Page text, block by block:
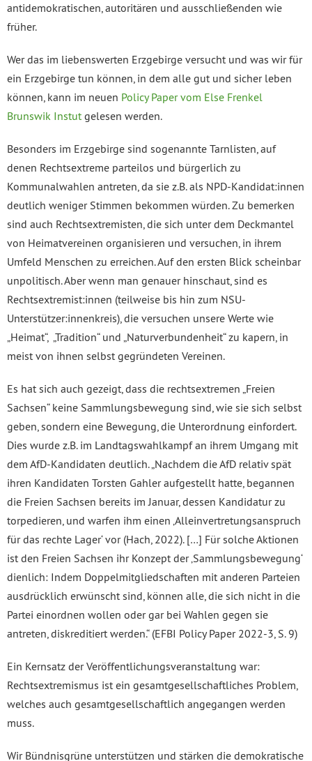
antidemokratischen, autoritären und ausschließenden wie
früher.
Wer das im liebenswerten Erzgebirge versucht und was wir für
ein Erzgebirge tun können, in dem alle gut und sicher leben
können, kann im neuen Policy Paper vom Else Frenkel
Brunswik Instut gelesen werden.
Besonders im Erzgebirge sind sogenannte Tarnlisten, auf
denen Rechtsextreme parteilos und bürgerlich zu
Kommunalwahlen antreten, da sie z.B. als NPD-Kandidat:innen
deutlich weniger Stimmen bekommen würden. Zu bemerken
sind auch Rechtsextremisten, die sich unter dem Deckmantel
von Heimatvereinen organisieren und versuchen, in ihrem
Umfeld Menschen zu erreichen. Auf den ersten Blick scheinbar
unpolitisch. Aber wenn man genauer hinschaut, sind es
Rechtsextremist:innen (teilweise bis hin zum NSU-
Unterstützer:innenkreis), die versuchen unsere Werte wie
„Heimat“, „Tradition“ und „Naturverbundenheit“ zu kapern, in
meist von ihnen selbst gegründeten Vereinen.
Es hat sich auch gezeigt, dass die rechtsextremen „Freien
Sachsen“ keine Sammlungsbewegung sind, wie sie sich selbst
geben, sondern eine Bewegung, die Unterordnung einfordert.
Dies wurde z.B. im Landtagswahlkampf an ihrem Umgang mit
dem AfD-Kandidaten deutlich. „Nachdem die AfD relativ spät
ihren Kandidaten Torsten Gahler aufgestellt hatte, begannen
die Freien Sachsen bereits im Januar, dessen Kandidatur zu
torpedieren, und warfen ihm einen ‚Alleinvertretungsanspruch
für das rechte Lager‘ vor (Hach, 2022). […] Für solche Aktionen
ist den Freien Sachsen ihr Konzept der ‚Sammlungsbewegung‘
dienlich: Indem Doppelmitgliedschaften mit anderen Parteien
ausdrücklich erwünscht sind, können alle, die sich nicht in die
Partei einordnen wollen oder gar bei Wahlen gegen sie
antreten, diskreditiert werden.“ (EFBI Policy Paper 2022-3, S. 9)
Ein Kernsatz der Veröffentlichungsveranstaltung war:
Rechtsextremismus ist ein gesamtgesellschaftliches Problem,
welches auch gesamtgesellschaftlich angegangen werden
muss.
Wir Bündnisgrüne unterstützen und stärken die demokratische